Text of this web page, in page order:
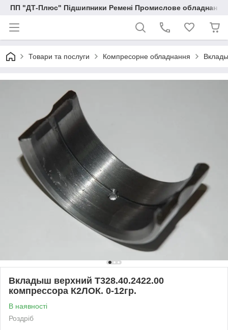
ПП "ДТ-Плюс" Підшипники Ремені Промислове обладнання
Товари та послуги Компресорне обладнання
Вкладыш верхний Т328.40.2422.00
компрессора К2ЛОК. 0-12гр.
В наявності
Роздріб